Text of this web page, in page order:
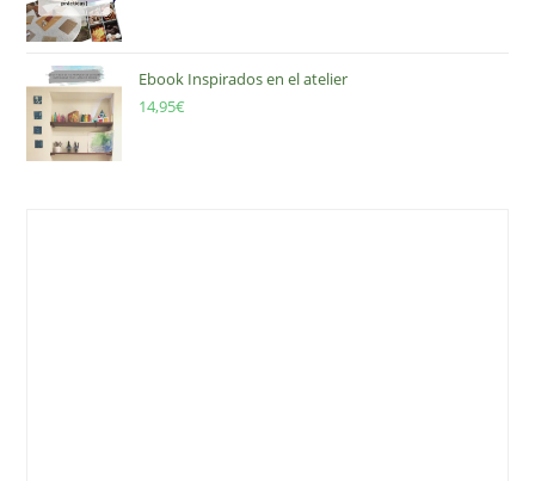
Ebook Inspirados en el atelier
14,95€